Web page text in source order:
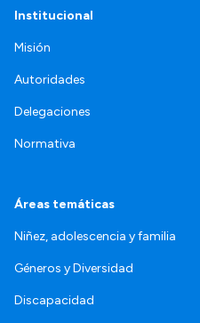
Institucional
Misión
Autoridades
Delegaciones
Normativa
Áreas temáticas
Niñez, adolescencia y familia
Géneros y Diversidad
Discapacidad